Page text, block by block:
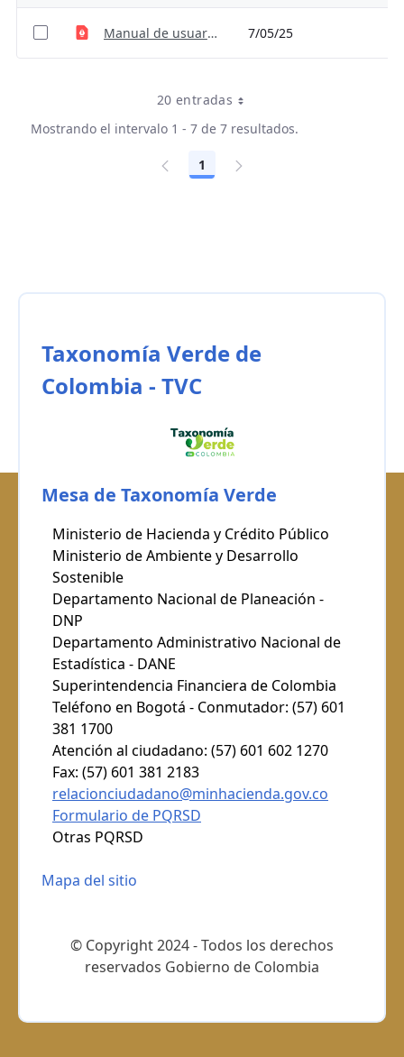
Manual de usuario dimensión de residuos y recurso hídrico 7/05/25
20 entradas
Mostrando el intervalo 1 - 7 de 7 resultados.
Página
1
Taxonomía Verde de
Colombia - TVC
Mesa de Taxonomía Verde
Ministerio de Hacienda y Crédito Público
Ministerio de Ambiente y Desarrollo
Sostenible
Departamento Nacional de Planeación -
DNP
Departamento Administrativo Nacional de
Estadística - DANE
Superintendencia Financiera de Colombia
Teléfono en Bogotá - Conmutador: (57) 601
381 1700
Atención al ciudadano: (57) 601 602 1270
Fax: (57) 601 381 2183
relacionciudadano@minhacienda.gov.co
Formulario de PQRSD
Otras PQRSD
Mapa del sitio
© Copyright 2024 - Todos los derechos
reservados Gobierno de Colombia